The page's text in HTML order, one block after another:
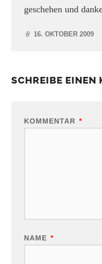
geschehen und
16. OKTOBER 2009
SCHREIBE EINEN
KOMMENTAR *
NAME *